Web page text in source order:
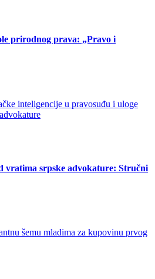
prirodnog prava: „Pravo i
vratima srpske advokature: Stručni